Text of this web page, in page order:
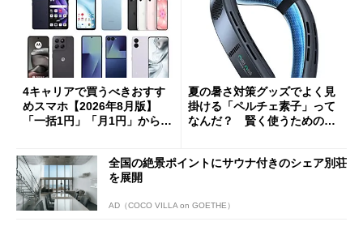
4キャリアで買うべきおすす
めスマホ【2026年8月版】
「一括1円」「月1円」からお
夏の暑さ対策グッズでよく見
掛ける「ペルチェ素子」って
なんだ？ 賢く使うための注
全国の絶景ポイントにサウナ付きのシェア別荘
を展開
AD（COCO VILLA on GOETHE）